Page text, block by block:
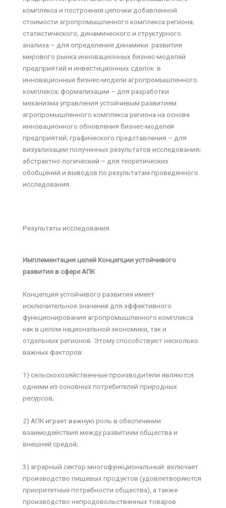
комплекса и построения цепочки добавленной
стоимости агропромышленного комплекса региона;
статистического, динамического и структурного
анализа – для определения динамики развития
мирового рынка инновационных бизнес-моделей
предприятий и инвестиционных сделок в
инновационные бизнес-модели агропромышленного
комплекса; формализации – для разработки
механизма управления устойчивым развитием
агропромышленного комплекса региона на основе
инновационного обновления бизнес-моделей
предприятий; графического представления – для
визуализации полученных результатов исследования;
абстрактно-логический – для теоретических
обобщений и выводов по результатам проведенного
исследования.
Результаты исследования
Имплементация целей Концепции устойчивого
развития в сфере АПК
Концепция устойчивого развития имеет
исключительное значение для эффективного
функционирования агропромышленного комплекса
как в целом национальной экономики, так и
отдельных регионов. Этому способствуют несколько
важных факторов:
1) сельскохозяйственные производители являются
одними из основных потребителей природных
ресурсов;
2) АПК играет важную роль в обеспечении
взаимодействия между развитием общества и
внешней средой;
3) аграрный сектор многофункциональный: включает
производство пищевых продуктов (удовлетворяются
приоритетные потребности общества), а также
производство непродовольственных товаров